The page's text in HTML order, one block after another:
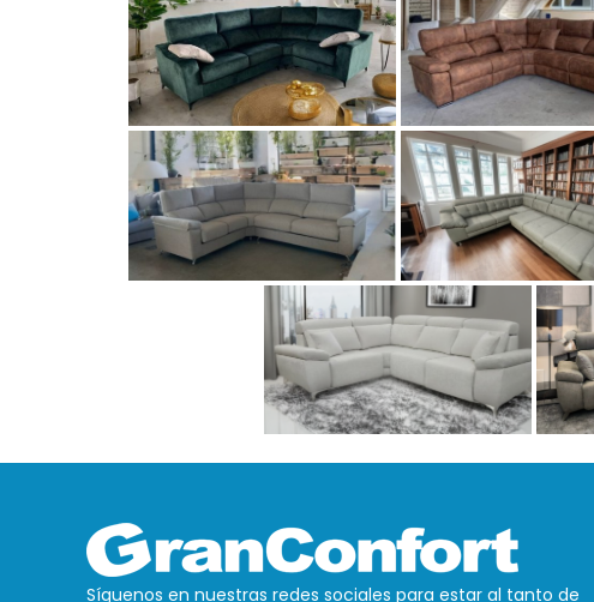
Síguenos en nuestras redes sociales para estar al tanto de